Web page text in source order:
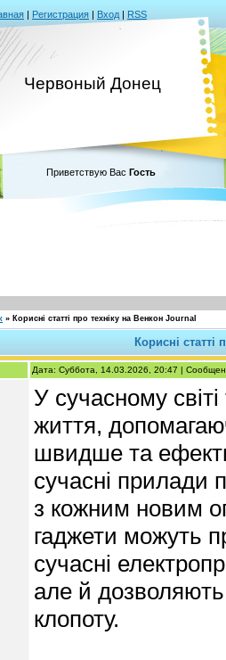
| Регистрация | Вход | RSS
Червоный Донец
Приветствую Вас Гость
» Корисні статті про техніку на Венкон Journal
Корисні
Дата: Суббота, 14.03.2026, 20:47 |
У сучасному
життя,
швидше та
сучасні прилади
з кожним новим
гаджети можуть
сучасні
але й дозволяють
клопоту.